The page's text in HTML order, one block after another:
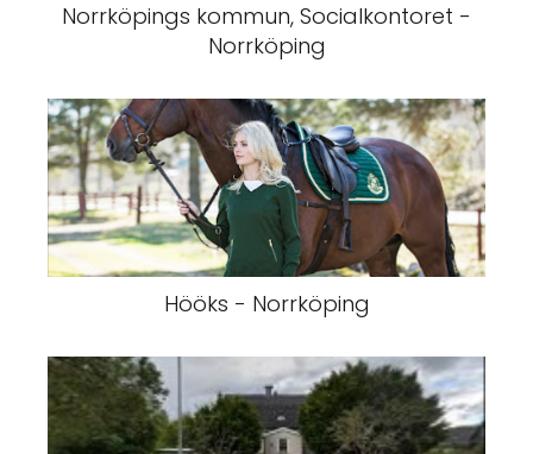
Norrköpings kommun, Socialkontoret -
Norrköping
Hööks - Norrköping